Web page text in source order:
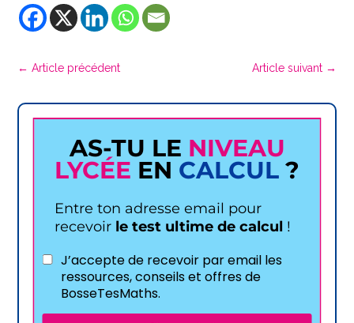
←Article précédent Article suivant→